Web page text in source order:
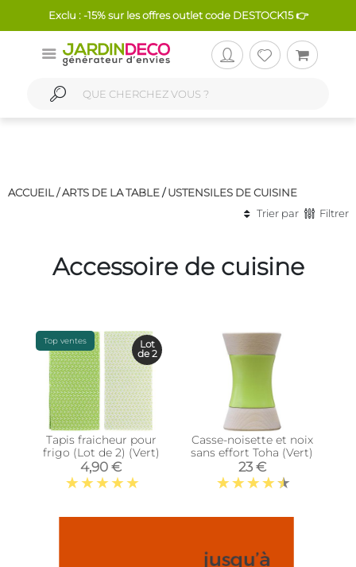
Exclu : -15% sur les offres outlet code DESTOCK15 👉
ACCUEIL /ARTS DE LA TABLE/USTENSILES DE CUISINE
Trier par
Filtrer
Accessoire de cuisine
Top ventes
Tapis fraicheur pour
frigo (Lot de 2) (Vert)
4,90 €
Lot
de 2
Casse-noisette et noix
sans effort Toha (Vert)
23 €